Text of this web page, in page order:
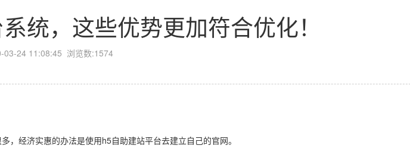
统，这些优势更加符合优化！
03-24 11:08:45 浏览数:1574
经济实惠的办法是使用h5自助建站平台去建立自己的官网。